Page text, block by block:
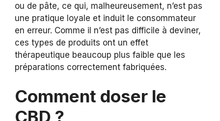
ou de pâte, ce qui, malheureusement, n’est pas
une pratique loyale et induit le consommateur
en erreur. Comme il n’est pas difficile à deviner,
ces types de produits ont un effet
thérapeutique beaucoup plus faible que les
préparations correctement fabriquées.
Comment doser le
CBD ?